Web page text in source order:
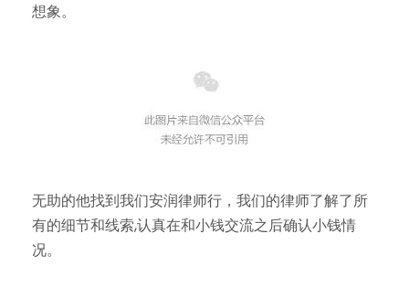
想象。
无助的他找到我们安润律师行，我们的律师了解了所
有的细节和线索,认真在和小钱交流之后确认小钱情
况。